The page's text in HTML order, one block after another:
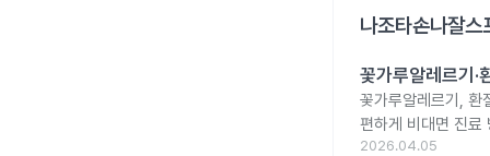
나조타손나잘
꽃가루알레르기·
꽃가루알레르기, 환
편하게 비대면 진료
2026.04.05